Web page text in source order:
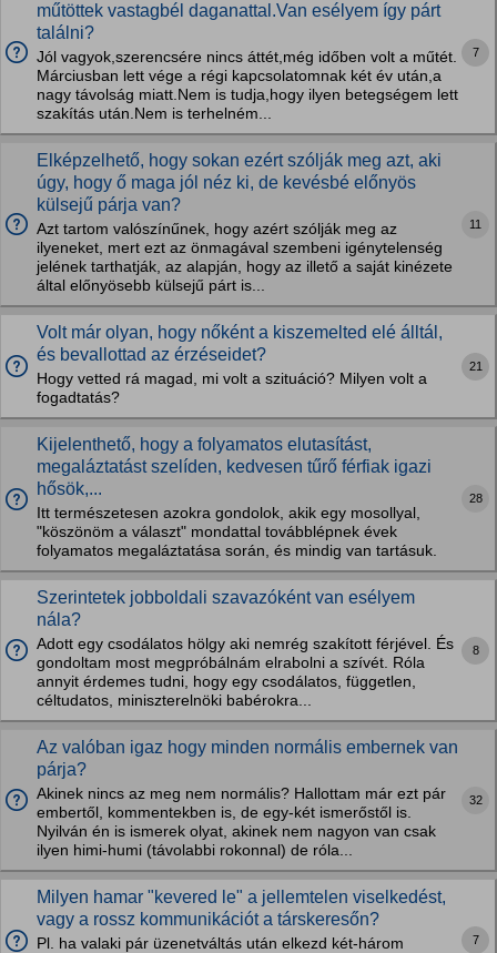
műtöttek vastagbél daganattal.Van esélyem így párt
találni?
Jól vagyok,szerencsére nincs áttét,még időben volt a műtét.
Márciusban lett vége a régi kapcsolatomnak két év után,a
nagy távolság miatt.Nem is tudja,hogy ilyen betegségem lett
szakítás után.Nem is terhelném...
7
Elképzelhető, hogy sokan ezért szólják meg azt, aki
úgy, hogy ő maga jól néz ki, de kevésbé előnyös
külsejű párja van?
Azt tartom valószínűnek, hogy azért szólják meg az
ilyeneket, mert ezt az önmagával szembeni igénytelenség
jelének tarthatják, az alapján, hogy az illető a saját kinézete
által előnyösebb külsejű párt is...
11
Volt már olyan, hogy nőként a kiszemelted elé álltál,
és bevallottad az érzéseidet?
Hogy vetted rá magad, mi volt a szituáció? Milyen volt a
fogadtatás?
21
Kijelenthető, hogy a folyamatos elutasítást,
megaláztatást szelíden, kedvesen tűrő férfiak igazi
hősök,...
Itt természetesen azokra gondolok, akik egy mosollyal,
"köszönöm a választ" mondattal továbblépnek évek
folyamatos megaláztatása során, és mindig van tartásuk.
28
Szerintetek jobboldali szavazóként van esélyem
nála?
Adott egy csodálatos hölgy aki nemrég szakított férjével. És
gondoltam most megpróbálnám elrabolni a szívét. Róla
annyit érdemes tudni, hogy egy csodálatos, független,
céltudatos, miniszterelnöki babérokra...
8
Az valóban igaz hogy minden normális embernek van
párja?
Akinek nincs az meg nem normális? Hallottam már ezt pár
embertől, kommentekben is, de egy-két ismerőstől is.
Nyilván én is ismerek olyat, akinek nem nagyon van csak
ilyen himi-humi (távolabbi rokonnal) de róla...
32
Milyen hamar "kevered le" a jellemtelen viselkedést,
vagy a rossz kommunikációt a társkeresőn?
Pl. ha valaki pár üzenetváltás után elkezd két-három
7